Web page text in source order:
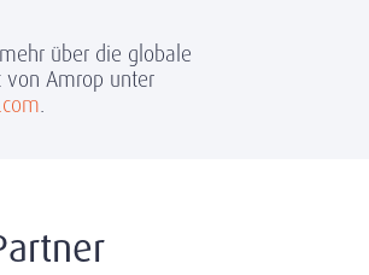
über die globale
von Amrop unter
.